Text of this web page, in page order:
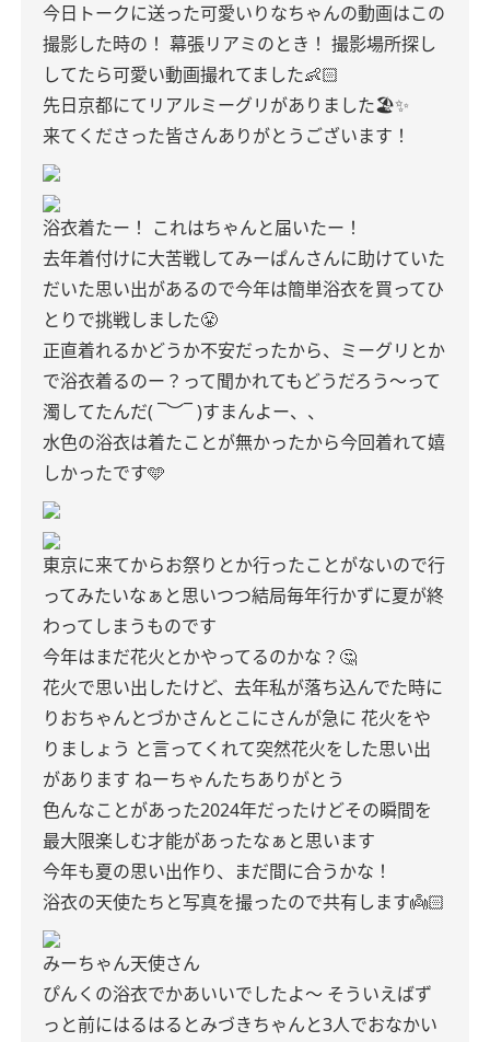
今日トークに送った可愛いりなちゃんの動画はこの
撮影した時の！ 幕張リアミのとき！ 撮影場所探し
してたら可愛い動画撮れてました👶🏻‪‪
先日京都にてリアルミーグリがありました🏖✨️
来てくださった皆さんありがとうございます！
浴衣着たー！ これはちゃんと届いたー！
去年着付けに大苦戦してみーぱんさんに助けていた
だいた思い出があるので今年は簡単浴衣を買ってひ
とりで挑戦しました😤
正直着れるかどうか不安だったから、ミーグリとか
で浴衣着るのー？って聞かれてもどうだろう〜って
濁してたんだ( ¯︶¯ )すまんよー、、
水色の浴衣は着たことが無かったから今回着れて嬉
しかったです🩵
東京に来てからお祭りとか行ったことがないので行
ってみたいなぁと思いつつ結局毎年行かずに夏が終
わってしまうものです
今年はまだ花火とかやってるのかな？🤔
花火で思い出したけど、去年私が落ち込んでた時に
りおちゃんとづかさんとこにさんが急に 花火をや
りましょう と言ってくれて突然花火をした思い出
があります ねーちゃんたちありがとう
色んなことがあった2024年だったけどその瞬間を
最大限楽しむ才能があったなぁと思います
今年も夏の思い出作り、まだ間に合うかな！
浴衣の天使たちと写真を撮ったので共有します👼🏻‎
みーちゃん天使さん
ぴんくの浴衣でかあいいでしたよ〜 そういえばず
っと前にはるはるとみづきちゃんと3人でおなかい